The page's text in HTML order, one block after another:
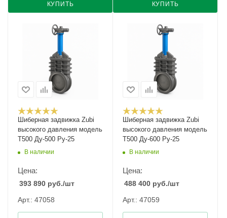
КУПИТЬ КУПИТЬ
Шиберная задвижка Zubi
высокого давления модель
Т500 Ду-500 Ру-25
В наличии
Цена:
393 890 руб./шт
Арт.: 47058
Шиберная задвижка Zubi
высокого давления модель
Т500 Ду-600 Ру-25
В наличии
Цена:
488 400 руб./шт
Арт.: 47059